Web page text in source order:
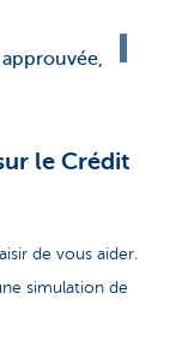
le Crédit
de vous aider.
simulation de